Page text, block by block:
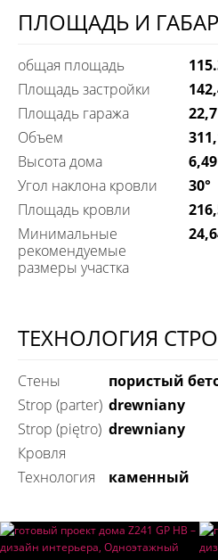
ПЛОЩАДЬ И
общая площадь
Площадь застройки
Площадь гаража
Объем
Высота дома
Угол наклона кровли
30°
Площадь кровли
Минимальные
рекомендуемые
размеры участка
ТЕХНОЛОГИЯ
Стены
пористый
Strop (parter) drewniany
Strop (piętro) drewniany
Кровля
технология
каменный